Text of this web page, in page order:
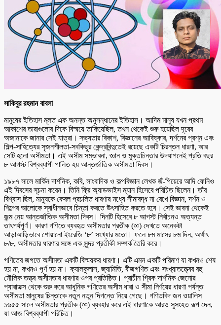
সাকিবুর রহমান বাবলা
মানুষের ইতিহাস মূলত এক অনন্ত অনুসন্ধানের ইতিহাস। আদিম মানুষ যখন প্রথম
আকাশের তারাগুলোর দিকে বিস্ময়ে তাকিয়েছিল, তখন থেকেই শুরু হয়েছিল দূরের
অজানাকে জানার সেই যাত্রা। সভ্যতার বিকাশ, বিজ্ঞানের আবিষ্কার, দর্শনের প্রশ্ন এবং
শিল্প-সাহিত্যের সৃজনশীলতা-সবকিছুর কেন্দ্রবিন্দুতেই রয়েছে একটি চিরন্তন ধারণা, আর
সেটি হলো অসীমতা। এই অসীম সম্ভাবনা, জ্ঞান ও মুক্তচিন্তার উদযাপনেই প্রতি বছর
৮ আগস্ট বিশ্বব্যাপী পালিত হয় আন্তর্জাতিক অসীমতা দিবস।
১৯৮৭ সালে মার্কিন দার্শনিক, কবি, সাংবাদিক ও কল্পবিজ্ঞান লেখক জঁ-পিয়েরে আদি ফেনিও
এই দিবসের সূচনা করেন। তিনি ফ্রি অ্যাডভাইস ম্যান হিসেবে পরিচিত ছিলেন। তাঁর
বিশ্বাস ছিল, মানুষকে কেবল প্রচলিত ধারণার মধ্যে সীমাবদ্ধ না রেখে বিজ্ঞান, দর্শন ও
শিল্পের আলোকে স্বাধীনভাবে চিন্তা করতে উৎসাহিত করতে হবে। সেই ভাবনা থেকেই
জন্ম নেয় আন্তর্জাতিক অসীমতা দিবস। দিনটি হিসেবে ৮ আগস্ট নির্বাচনও অত্যন্ত
তাৎপর্যপূর্ণ। কারণ গণিতে ব্যবহৃত অসীমতার প্রতীক (∞) দেখতে অনেকটা
আড়াআড়িভাবে শোয়ানো ইংরেজি ‘৮’ সংখ্যার মতো। ফলে ৮ম মাসের ৮ম দিন, অর্থাৎ
৮/৮, অসীমতার ধারণার সঙ্গে এক সুন্দর প্রতীকী সম্পর্ক তৈরি করে।
গণিতের জগতে অসীমতা একটি বিস্ময়কর ধারণা। এটি এমন একটি পরিমাণ যা কখনও শেষ
হয় না, কখনও পূর্ণ হয় না। ক্যালকুলাস, জ্যামিতি, বীজগণিত এবং সংখ্যাতত্ত্বের বহু
মৌলিক তত্ত্ব অসীমতার ধারণার ওপর প্রতিষ্ঠিত। প্রাচীন গ্রিক দার্শনিক জেনোর
প্যারাডক্স থেকে শুরু করে আধুনিক গণিতের অসীম ধারা ও সীমা নির্ণয়ের ধারণা পর্যন্ত
অসীমতা মানুষের চিন্তাকে নতুন নতুন দিগন্তে নিয়ে গেছে। গণিতবিদ জন ওয়ালিস
১৬৫৫ সালে অসীমতার প্রতীক (∞) ব্যবহার করে এই ধারণাকে আরও সুসংহত রূপ দেন,
যা আজ বিশ্বব্যাপী পরিচিত।